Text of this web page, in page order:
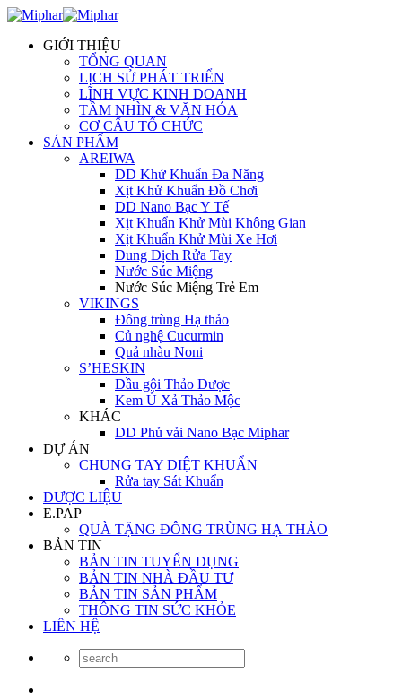
GIỚI THIỆU
TỔNG QUAN
LỊCH SỬ PHÁT TRIỂN
LĨNH VỰC KINH DOANH
TẦM NHÌN & VĂN HÓA
CƠ CẤU TỔ CHỨC
SẢN PHẨM
AREIWA
DD Khử Khuẩn Đa Năng
Xịt Khử Khuẩn Đồ Chơi
DD Nano Bạc Y Tế
Xịt Khuẩn Khử Mùi Không Gian
Xịt Khuẩn Khử Mùi Xe Hơi
Dung Dịch Rửa Tay
Nước Súc Miệng
Nước Súc Miệng Trẻ Em
VIKINGS
Đông trùng Hạ thảo
Củ nghệ Cucurmin
Quả nhàu Noni
S’HESKIN
Dầu gội Thảo Dược
Kem Ủ Xả Thảo Mộc
KHÁC
DD Phủ vải Nano Bạc Miphar
DỰ ÁN
CHUNG TAY DIỆT KHUẨN
Rửa tay Sát Khuẩn
DƯỢC LIỆU
E.PAP
QUÀ TẶNG ĐÔNG TRÙNG HẠ THẢO
BẢN TIN
BẢN TIN TUYỂN DỤNG
BẢN TIN NHÀ ĐẦU TƯ
BẢN TIN SẢN PHẨM
THÔNG TIN SỨC KHỎE
LIÊN HỆ